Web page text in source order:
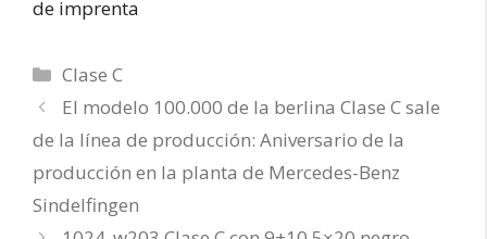
de imprenta
Categorías
Clase C
El modelo 100.000 de la berlina Clase C sale
de la línea de producción: Aniversario de la
producción en la planta de Mercedes-Benz
Sindelfingen